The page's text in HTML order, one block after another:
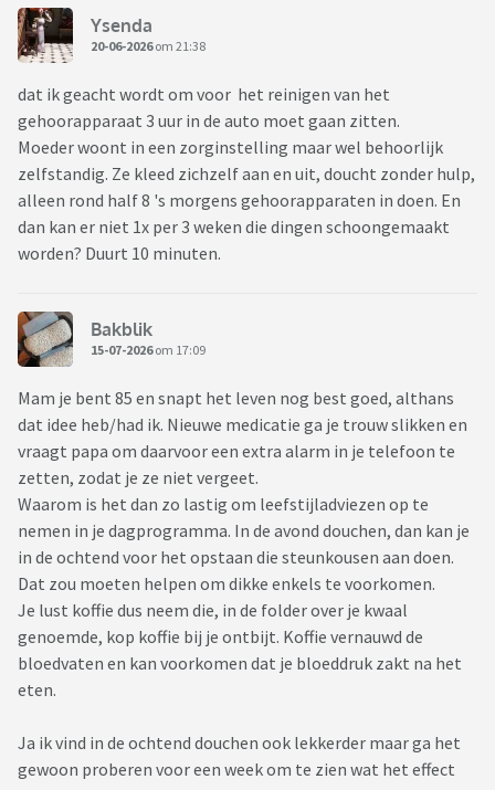
Ysenda
20-06-2026om 21:38
dat ik geacht wordt om voor het reinigen van het
gehoorapparaat 3 uur in de auto moet gaan zitten.
Moeder woont in een zorginstelling maar wel behoorlijk
zelfstandig. Ze kleed zichzelf aan en uit, doucht zonder hulp,
alleen rond half 8 's morgens gehoorapparaten in doen. En
dan kan er niet 1x per 3 weken die dingen schoongemaakt
worden? Duurt 10 minuten.
Bakblik
15-07-2026om 17:09
Mam je bent 85 en snapt het leven nog best goed, althans
dat idee heb/had ik. Nieuwe medicatie ga je trouw slikken en
vraagt papa om daarvoor een extra alarm in je telefoon te
zetten, zodat je ze niet vergeet.
Waarom is het dan zo lastig om leefstijladviezen op te
nemen in je dagprogramma. In de avond douchen, dan kan je
in de ochtend voor het opstaan die steunkousen aan doen.
Dat zou moeten helpen om dikke enkels te voorkomen.
Je lust koffie dus neem die, in de folder over je kwaal
genoemde, kop koffie bij je ontbijt. Koffie vernauwd de
bloedvaten en kan voorkomen dat je bloeddruk zakt na het
eten.
Ja ik vind in de ochtend douchen ook lekkerder maar ga het
gewoon proberen voor een week om te zien wat het effect